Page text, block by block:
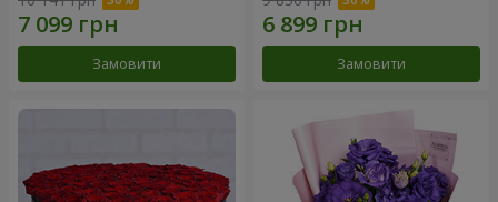
Замовити Замовити